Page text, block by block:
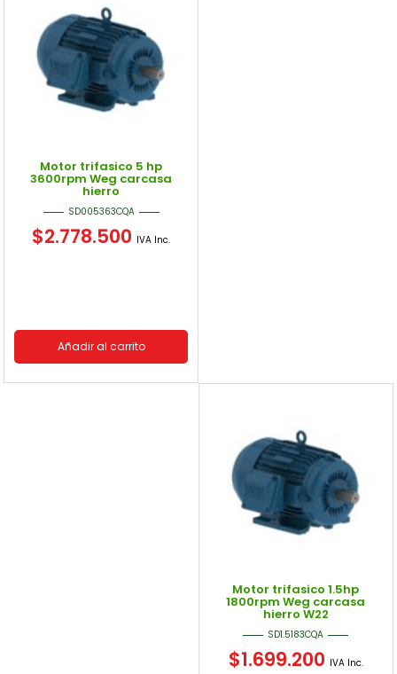
Motor trifasico 5 hp
3600rpm Weg carcasa
hierro
SD005363CQA
$2.778.500 IVA Inc.
Añadir al carrito
Motor trifasico 1.5hp
1800rpm Weg carcasa
hierro W22
SD1.5183CQA
$1.699.200 IVA Inc.